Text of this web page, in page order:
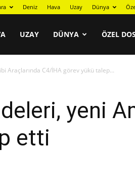
Deniz Hava Uzay Dünya
UZAY DÜNYA ÖZEL
Araçlarında C4/İHA görev yükü talep...
yeni
etti